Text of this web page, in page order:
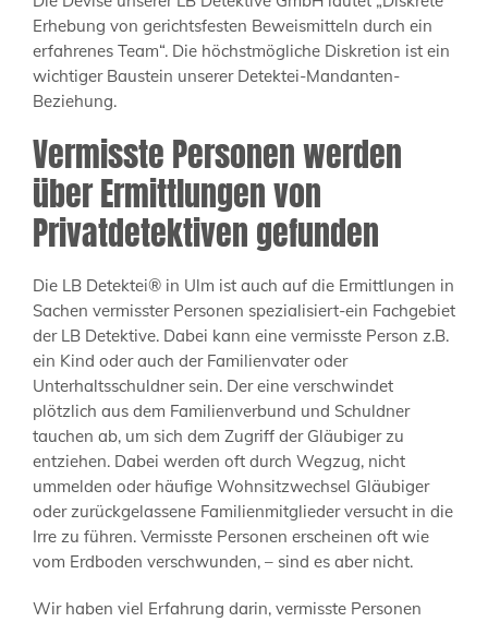
Erhebung von gerichtsfesten Beweismitteln durch ein
erfahrenes Team“. Die höchstmögliche Diskretion ist ein
wichtiger Baustein unserer Detektei-Mandanten-
Beziehung.
Vermisste Personen werden
über Ermittlungen von
Privatdetektiven gefunden
Die LB Detektei® in Ulm ist auch auf die Ermittlungen in
Sachen vermisster Personen spezialisiert-ein Fachgebiet
der LB Detektive. Dabei kann eine vermisste Person z.B.
ein Kind oder auch der Familienvater oder
Unterhaltsschuldner sein. Der eine verschwindet
plötzlich aus dem Familienverbund und Schuldner
tauchen ab, um sich dem Zugriff der Gläubiger zu
entziehen. Dabei werden oft durch Wegzug, nicht
ummelden oder häufige Wohnsitzwechsel Gläubiger
oder zurückgelassene Familienmitglieder versucht in die
Irre zu führen. Vermisste Personen erscheinen oft wie
vom Erdboden verschwunden, – sind es aber nicht.
Wir haben viel Erfahrung darin, vermisste Personen